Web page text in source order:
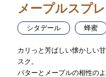
メープルスプ
シタデール 蜂蜜
カリっと芳ばしい懐かしい
スク。
バターとメープルの相性の